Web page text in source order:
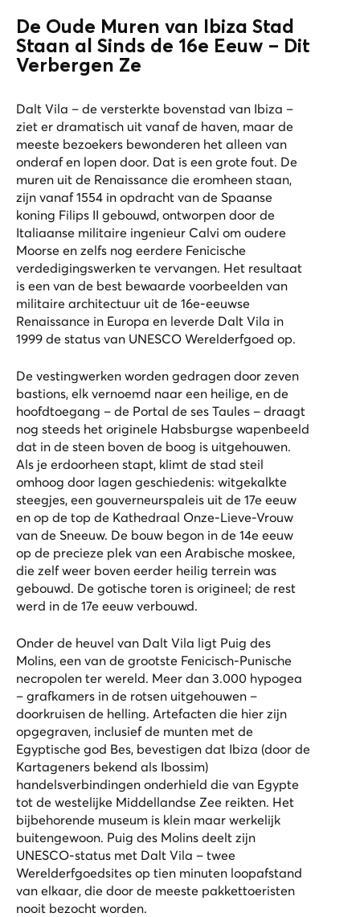
De Oude Muren van Ibiza Stad
Staan al Sinds de 16e Eeuw – Dit
Verbergen Ze
Dalt Vila – de versterkte bovenstad van Ibiza –
ziet er dramatisch uit vanaf de haven, maar de
meeste bezoekers bewonderen het alleen van
onderaf en lopen door. Dat is een grote fout. De
muren uit de Renaissance die eromheen staan,
zijn vanaf 1554 in opdracht van de Spaanse
koning Filips II gebouwd, ontworpen door de
Italiaanse militaire ingenieur Calvi om oudere
Moorse en zelfs nog eerdere Fenicische
verdedigingswerken te vervangen. Het resultaat
is een van de best bewaarde voorbeelden van
militaire architectuur uit de 16e-eeuwse
Renaissance in Europa en leverde Dalt Vila in
1999 de status van UNESCO Werelderfgoed op.
De vestingwerken worden gedragen door zeven
bastions, elk vernoemd naar een heilige, en de
hoofdtoegang – de Portal de ses Taules – draagt
nog steeds het originele Habsburgse wapenbeeld
dat in de steen boven de boog is uitgehouwen.
Als je erdoorheen stapt, klimt de stad steil
omhoog door lagen geschiedenis: witgekalkte
steegjes, een gouverneurspaleis uit de 17e eeuw
en op de top de Kathedraal Onze-Lieve-Vrouw
van de Sneeuw. De bouw begon in de 14e eeuw
op de precieze plek van een Arabische moskee,
die zelf weer boven eerder heilig terrein was
gebouwd. De gotische toren is origineel; de rest
werd in de 17e eeuw verbouwd.
Onder de heuvel van Dalt Vila ligt Puig des
Molins, een van de grootste Fenicisch-Punische
necropolen ter wereld. Meer dan 3.000 hypogea
– grafkamers in de rotsen uitgehouwen –
doorkruisen de helling. Artefacten die hier zijn
opgegraven, inclusief de munten met de
Egyptische god Bes, bevestigen dat Ibiza (door de
Kartageners bekend als Ibossim)
handelsverbindingen onderhield die van Egypte
tot de westelijke Middellandse Zee reikten. Het
bijbehorende museum is klein maar werkelijk
buitengewoon. Puig des Molins deelt zijn
UNESCO-status met Dalt Vila – twee
Werelderfgoedsites op tien minuten loopafstand
van elkaar, die door de meeste pakkettoeristen
nooit bezocht worden.